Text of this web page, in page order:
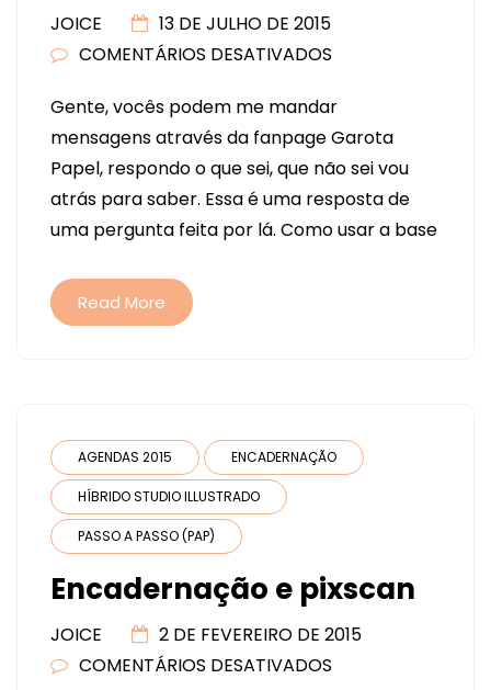
JOICE
13 DE JULHO DE 2015
COMENTÁRIOS DESATIVADOS
PIXSCAN
USANDO
SCANNER!!!
Gente, vocês podem me mandar
mensagens através da fanpage Garota
Papel, respondo o que sei, que não sei vou
atrás para saber. Essa é uma resposta de
uma pergunta feita por lá. Como usar a base
Read More
AGENDAS 2015 ENCADERNAÇÃO
HÍBRIDO STUDIO ILLUSTRADO
PASSO A PASSO (PAP)
Encadernação e pixscan
JOICE
2 DE FEVEREIRO DE 2015
COMENTÁRIOS DESATIVADOS